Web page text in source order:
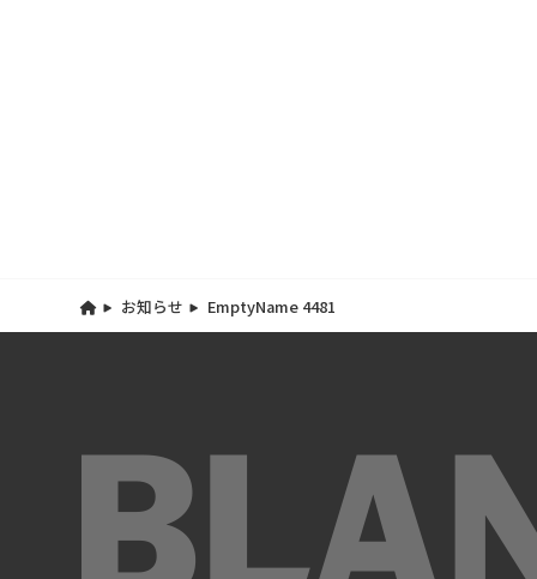
お知らせ EmptyName 4481